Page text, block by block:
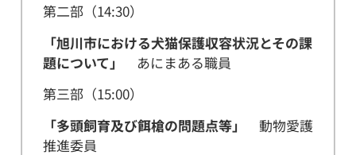
第二部（14:30）
「旭川市における犬猫保護収容状況とその課
題について」
あにまある職員
第三部（15:00）
「多頭飼育及び餌槍の問題点等」
動物愛護
推進委員